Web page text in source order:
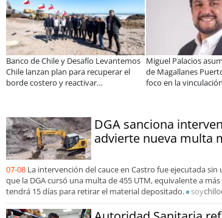
y colaboración público-
toman La Araucanía:
a líderes para
Claves para comprar
electrodomésticos durante el
DGA sanciona
advierte nueva multa
07-08 La intervención del cauce en Castro fue ejecutada
que la DGA cursó una multa de 455 UTM, equivalente a
tendrá 15 días para retirar el material depositado.
soy